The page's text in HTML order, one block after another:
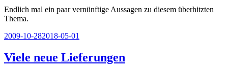
Endlich mal ein paar vernünftige Aussagen zu diesem überhitzten
Thema.
Veröffentlicht
2009-10-282018-05-01
Viele neue Lieferungen